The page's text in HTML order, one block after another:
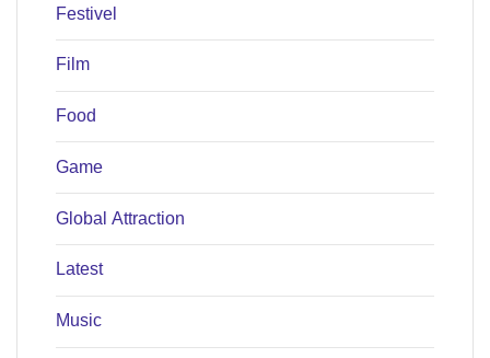
Festivel
Film
Food
Game
Global Attraction
Latest
Music